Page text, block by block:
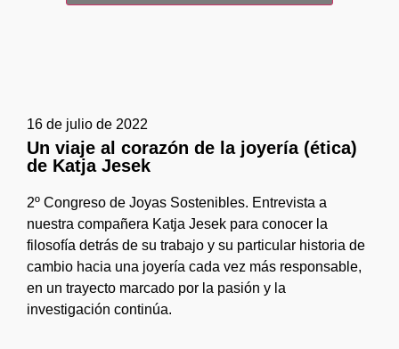
16 de julio de 2022
Un viaje al corazón de la joyería (ética)
de Katja Jesek
2º Congreso de Joyas Sostenibles. Entrevista a
nuestra compañera Katja Jesek para conocer la
filosofía detrás de su trabajo y su particular historia de
cambio hacia una joyería cada vez más responsable,
en un trayecto marcado por la pasión y la
investigación continúa.